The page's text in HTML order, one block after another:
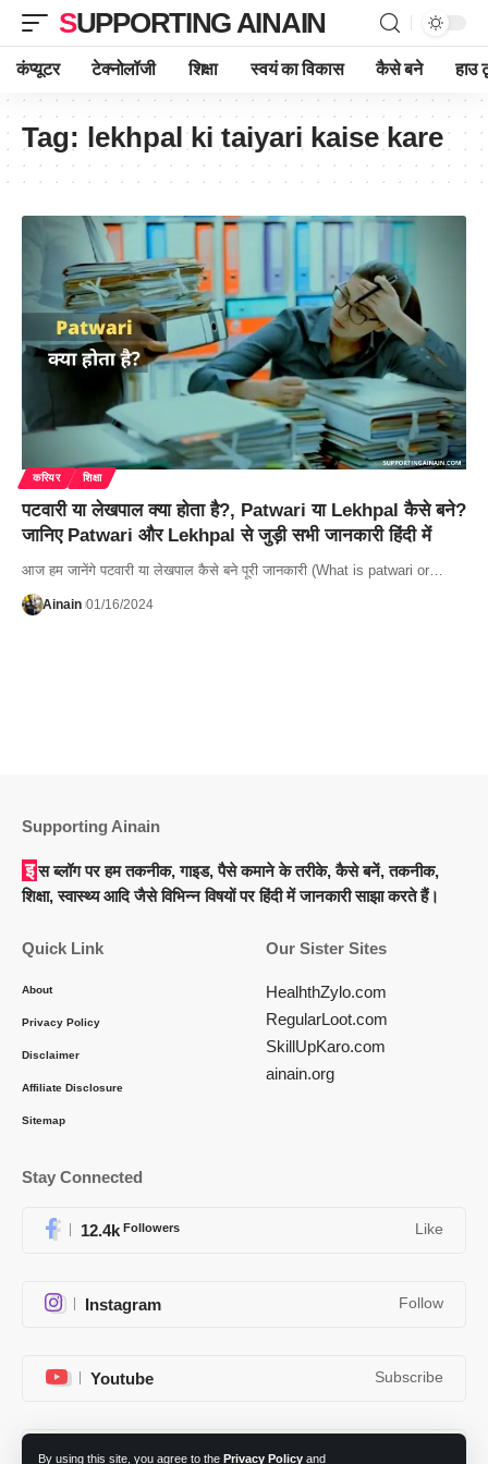
By using this site, you agree to the Privacy Policy and
SUPPORTING AINAIN
कंप्यूटर टेक्नोलॉजी शिक्षा स्वयं का विकास कैसे बने हाउ
Tag: lekhpal ki taiyari kaise kare
करियर शिक्षा
पटवारी या लेखपाल क्या होता है?, Patwari या Lekhpal कैसे बने?
जानिए Patwari और Lekhpal से जुड़ी सभी जानकारी हिंदी में
आज हम जानेंगे पटवारी या लेखपाल कैसे बने पूरी जानकारी (What is patwari or…
Ainain 01/16/2024
Supporting Ainain
इस ब्लॉग पर हम तकनीक, गाइड, पैसे कमाने के तरीके, कैसे बनें, तकनीक,
शिक्षा, स्वास्थ्य आदि जैसे विभिन्न विषयों पर हिंदी में जानकारी साझा करते हैं।
Quick Link
About
Privacy Policy
Disclaimer
Affiliate Disclosure
Sitemap
Our Sister Sites
HealhthZylo.com
RegularLoot.com
SkillUpKaro.com
ainain.org
Stay Connected
12.4k Followers Like
Instagram Follow
Youtube Subscribe
Telegram